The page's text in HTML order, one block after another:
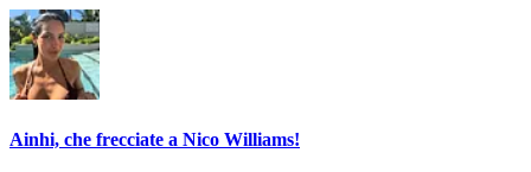
Ainhi, che frecciate a Nico Williams!